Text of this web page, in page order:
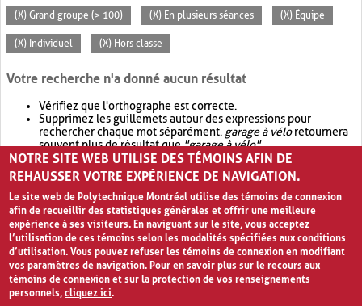
(X) Grand groupe (> 100) (X) En plusieurs séances (X) Équipe
(X) Individuel (X) Hors classe
Votre recherche n'a donné aucun résultat
Vérifiez que l'orthographe est correcte.
Supprimez les guillemets autour des expressions pour
rechercher chaque mot séparément. garage à véloretournera
souvent plus de résultat que"garage à vélo".
Envisagez d'élargir votre recherche avec OR.garage OR vélo
retournera souvent plus de résultat quegarage à vélo
NOTRE SITE WEB UTILISE DES TÉMOINS AFIN DE
REHAUSSER VOTRE EXPÉRIENCE DE NAVIGATION.
Le site web de Polytechnique Montréal utilise des témoins de connexion
afin de recueillir des statistiques générales et offrir une meilleure
expérience à ses visiteurs. En naviguant sur le site, vous acceptez
l’utilisation de ces témoins selon les modalités spécifiées aux conditions
d’utilisation. Vous pouvez refuser les témoins de connexion en modifiant
vos paramètres de navigation. Pour en savoir plus sur le recours aux
témoins de connexion et sur la protection de vos renseignements
personnels,cliquez ici.